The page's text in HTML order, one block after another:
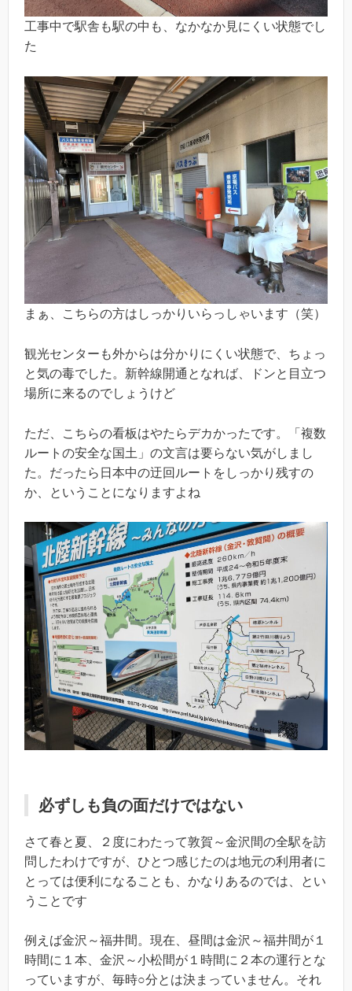
工事中で駅舎も駅の中も、なかなか見にくい状態でし
た
まぁ、こちらの方はしっかりいらっしゃいます（笑）
観光センターも外からは分かりにくい状態で、ちょっ
と気の毒でした。新幹線開通となれば、ドンと目立つ
場所に来るのでしょうけど
ただ、こちらの看板はやたらデカかったです。「複数
ルートの安全な国土」の文言は要らない気がしまし
た。だったら日本中の迂回ルートをしっかり残すの
か、ということになりますよね
必ずしも負の面だけではない
さて春と夏、２度にわたって敦賀～金沢間の全駅を訪
問したわけですが、ひとつ感じたのは地元の利用者に
とっては便利になることも、かなりあるのでは、とい
うことです
例えば金沢～福井間。現在、昼間は金沢～福井間が１
時間に１本、金沢～小松間が１時間に２本の運行とな
っていますが、毎時○分とは決まっていません。それ